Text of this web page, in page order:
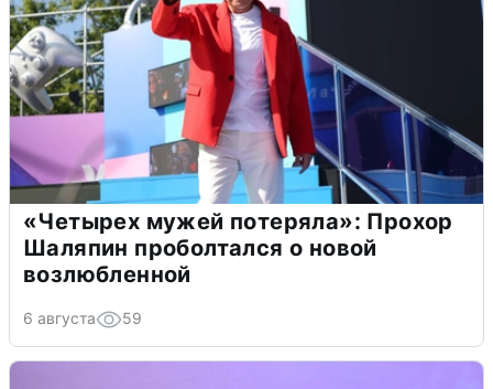
«Четырех мужей потеряла»: Прохор
Шаляпин проболтался о новой
возлюбленной
6 августа 59